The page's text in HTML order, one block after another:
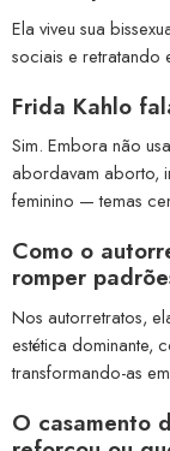
Ela viveu sua
sociais e retratando
Frida Kahlo
Sim. Embora não
abordavam aborto,
feminino — temas
Como o
romper
Nos autorretratos,
estética dominante,
transformando-as
O casamento